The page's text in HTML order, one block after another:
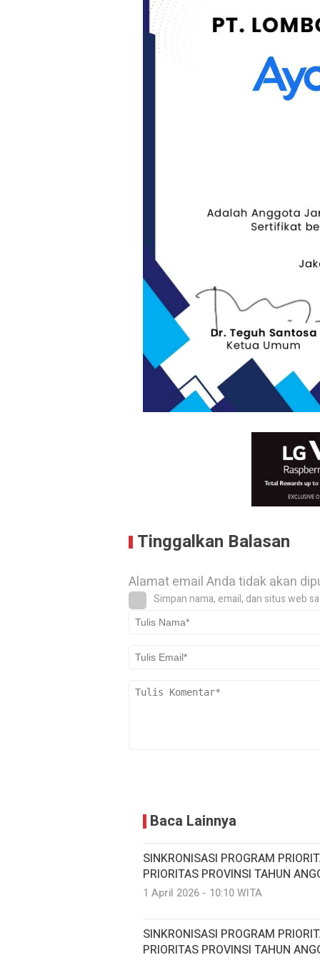
Tinggalkan Balasan
Alamat email Anda tidak akan
Simpan nama, email, dan situs web
Baca Lainnya
SINKRONISASI PROGRAM
PRIORITAS PROVINSI TAHUN
1 April 2026 - 10:10 WITA
SINKRONISASI PROGRAM
PRIORITAS PROVINSI TAHUN